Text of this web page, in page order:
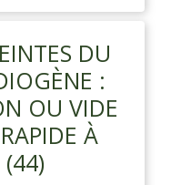
DU
:
OU VIDE
À